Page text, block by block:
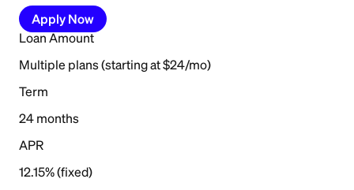
Apply Now
Loan Amount
Multiple plans (starting at $24/mo)
Term
24 months
APR
12.15% (fixed)